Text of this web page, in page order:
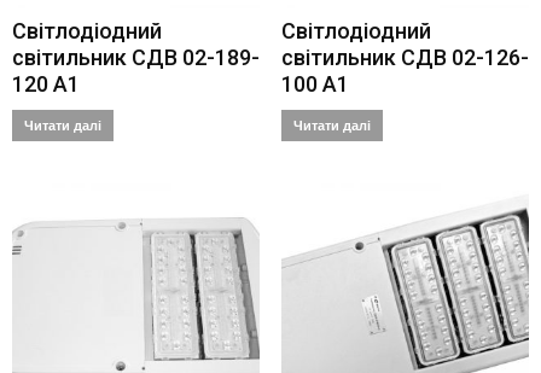
Світлодіодний
світильник СДВ 02-189-
120 А1
Читати далі
Світлодіодний
світильник СДВ 02-126-
100 А1
Читати далі